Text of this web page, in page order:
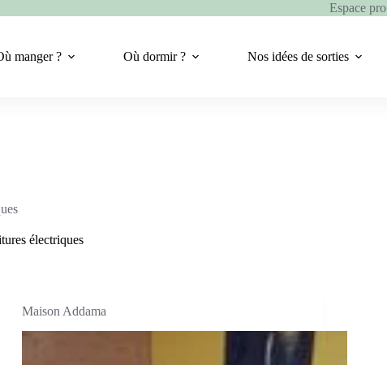
Espace pro
manger ? Où dormir ? Nos idées de sorties
électriques
Maison Addama